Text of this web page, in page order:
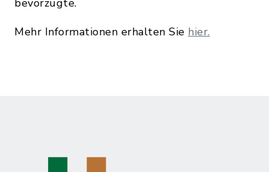
bevorzugte.
Mehr Informationen erhalten Sie hier.